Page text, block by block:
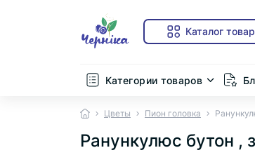
Каталог
Категории товаров
Цветы Пион головка
Ранункулюс бутон ,